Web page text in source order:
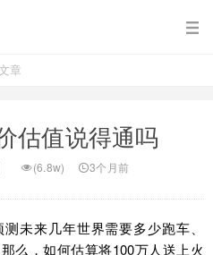
章
估值说得通吗
(6.8w) 3个月前
未来几年世界需要多少跑车、
么，如何估算将100万人送上火